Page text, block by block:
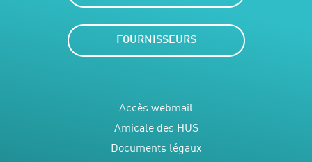
FOURNISSEURS
Accès webmail
Amicale des HUS
Documents légaux